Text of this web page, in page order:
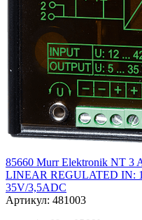
85660 Murr Elektronik NT 3
LINEAR REGULATED IN:
35V/3,5ADC
Артикул: 481003